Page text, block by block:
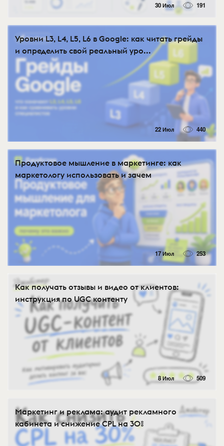
30 Июл 191
Уровни L3, L4, L5, L6 в Google: как читать грейды
и определить свой реальный уро...
22 Июл 440
Продуктовое мышление в маркетинге: как
маркетологу использовать и зачем
17 Июл 253
Как получать отзывы и видео от клиентов:
инструкция по UGC контенту
8 Июл 509
Маркетинг и реклама: аудит рекламного
кабинета и снижение CPL на 30%